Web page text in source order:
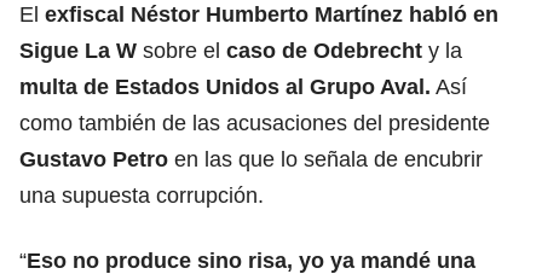
El exfiscal Néstor Humberto Martínez habló en
Sigue La W sobre el caso de Odebrecht y la
multa de Estados Unidos al Grupo Aval. Así
como también de las acusaciones del presidente
Gustavo Petro en las que lo señala de encubrir
una supuesta corrupción.
“Eso no produce sino risa, yo ya mandé una